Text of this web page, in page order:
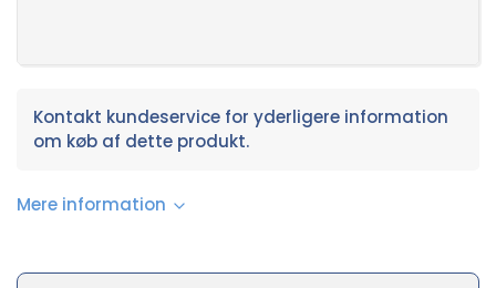
Kontakt kundeservice for yderligere information
om køb af dette produkt.
Mere information